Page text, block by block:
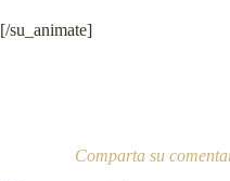
[/su_animate]
Comparta su